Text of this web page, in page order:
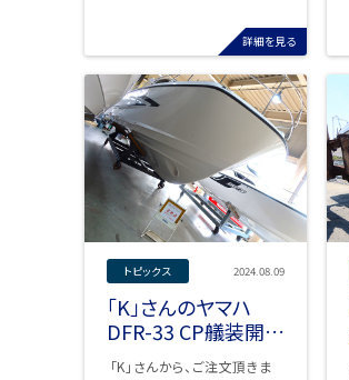
詳細を見る
トピックス 2024.08.09
「K」さんのヤマハ
DFR-33 CP艤装開始
!「K」さんから、ご注文頂きま